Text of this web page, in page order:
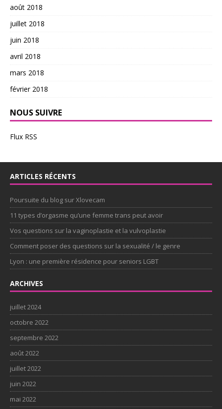
août 2018
juillet 2018
juin 2018
avril 2018
mars 2018
février 2018
NOUS SUIVRE
Flux RSS
ARTICLES RÉCENTS
Poursuite du blog sur Xlovecam
11 types d’orgasme qu’une femme trans peut avoir
Vos questions sur la vaginoplastie et la vulvoplastie
Comment poser des questions sur la sexualité / le genre
Lyon : une première résidence pour seniors LGBT
ARCHIVES
juillet 2024
octobre 2022
septembre 2022
août 2022
juillet 2022
juin 2022
mai 2022